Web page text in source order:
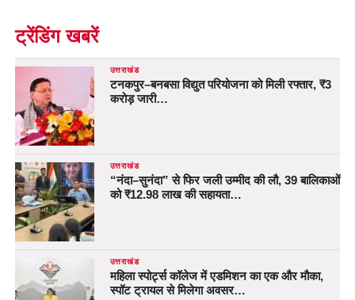
ट्रेंडिंग खबरें
उत्तराखंड
टनकपुर–बनबसा विद्युत परियोजना को मिली रफ्तार, ₹3
करोड़ जारी…
उत्तराखंड
“नंदा–सुनंदा” से फिर जली उम्मीद की लौ, 39 बालिकाओं
को ₹12.98 लाख की सहायता…
उत्तराखंड
महिला स्पोर्ट्स कॉलेज में एडमिशन का एक और मौका,
स्पॉट ट्रायल से मिलेगा अवसर…